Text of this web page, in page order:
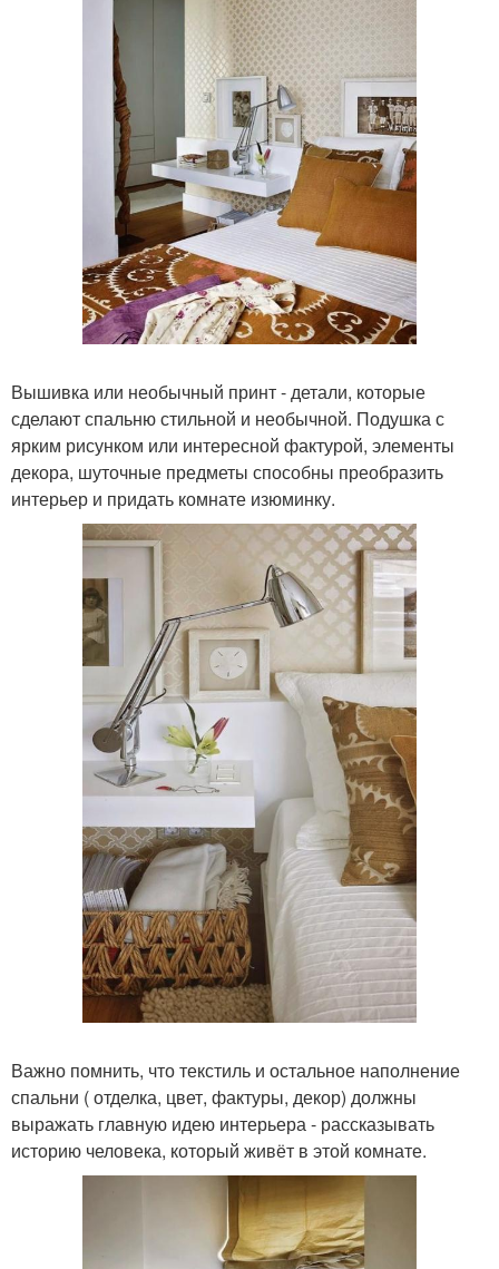
Вышивка или необычный принт - детали, которые
сделают спальню стильной и необычной. Подушка с
ярким рисунком или интересной фактурой, элементы
декора, шуточные предметы способны преобразить
интерьер и придать комнате изюминку.
Важно помнить, что текстиль и остальное наполнение
спальни ( отделка, цвет, фактуры, декор) должны
выражать главную идею интерьера - рассказывать
историю человека, который живёт в этой комнате.